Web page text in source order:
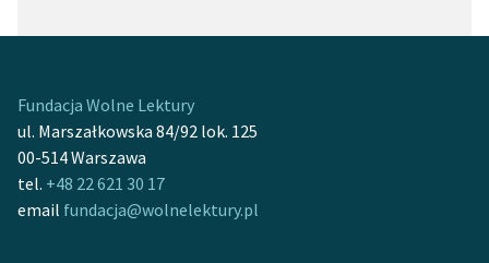
Fundacja Wolne Lektury
ul. Marszałkowska 84/92 lok. 125
00-514 Warszawa
tel. +48 22 621 30 17
email fundacja@wolnelektury.pl